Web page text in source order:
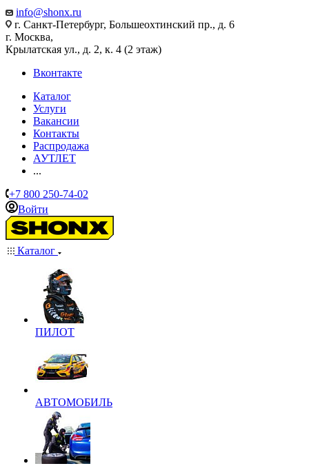
info@shonx.ru
г. Санкт-Петербург, Большеохтинский пр., д. 6
г. Москва,
Крылатская ул., д. 2, к. 4 (2 этаж)
Вконтакте
Каталог
Услуги
Вакансии
Контакты
Распродажа
АУТЛЕТ
...
+7 800 250-74-02
Войти
Каталог
ПИЛОТ
АВТОМОБИЛЬ